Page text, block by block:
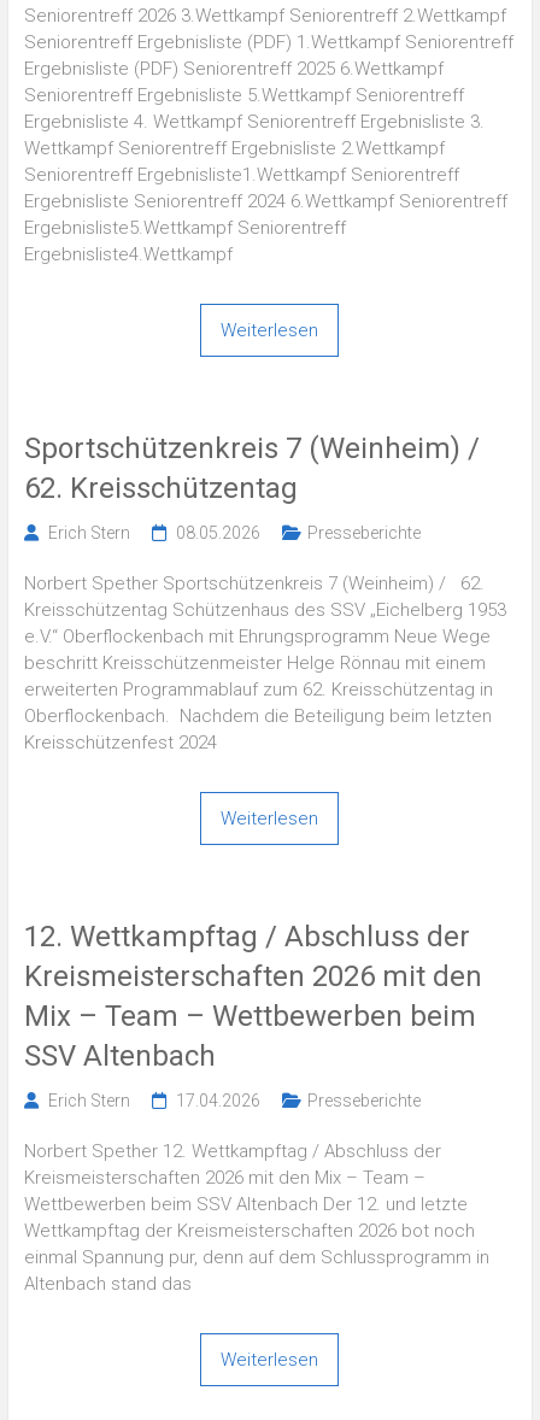
Seniorentreff 2026 3.Wettkampf Seniorentreff 2.Wettkampf
Seniorentreff Ergebnisliste (PDF) 1.Wettkampf Seniorentreff
Ergebnisliste (PDF) Seniorentreff 2025 6.Wettkampf
Seniorentreff Ergebnisliste 5.Wettkampf Seniorentreff
Ergebnisliste 4. Wettkampf Seniorentreff Ergebnisliste 3.
Wettkampf Seniorentreff Ergebnisliste 2.Wettkampf
Seniorentreff Ergebnisliste1.Wettkampf Seniorentreff
Ergebnisliste Seniorentreff 2024 6.Wettkampf Seniorentreff
Ergebnisliste5.Wettkampf Seniorentreff
Ergebnisliste4.Wettkampf
Weiterlesen
Sportschützenkreis 7 (Weinheim) /
62. Kreisschützentag
Erich Stern 08.05.2026 Presseberichte
Norbert Spether Sportschützenkreis 7 (Weinheim) / 62.
Kreisschützentag Schützenhaus des SSV „Eichelberg 1953
e.V.“ Oberflockenbach mit Ehrungsprogramm Neue Wege
beschritt Kreisschützenmeister Helge Rönnau mit einem
erweiterten Programmablauf zum 62. Kreisschützentag in
Oberflockenbach. Nachdem die Beteiligung beim letzten
Kreisschützenfest 2024
Weiterlesen
12. Wettkampftag / Abschluss der
Kreismeisterschaften 2026 mit den
Mix – Team – Wettbewerben beim
SSV Altenbach
Erich Stern 17.04.2026 Presseberichte
Norbert Spether 12. Wettkampftag / Abschluss der
Kreismeisterschaften 2026 mit den Mix – Team –
Wettbewerben beim SSV Altenbach Der 12. und letzte
Wettkampftag der Kreismeisterschaften 2026 bot noch
einmal Spannung pur, denn auf dem Schlussprogramm in
Altenbach stand das
Weiterlesen